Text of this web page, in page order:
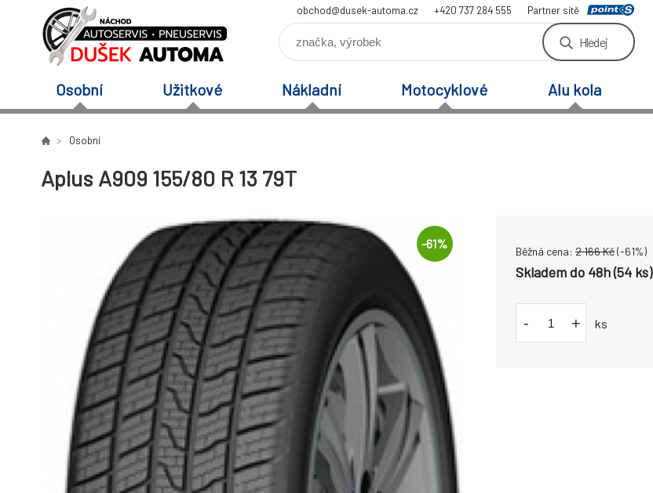
obchod@dusek-automa.cz +420 737 284 555 Partner sítě
Hledej
Osobní Užitkové Nákladní Motocyklové Alu kola
Osobní
Aplus A909 155/80 R 13 79T
-61%
Běžná cena: 2 166Kč(-61%)
Skladem do 48h (54 ks)
- + ks